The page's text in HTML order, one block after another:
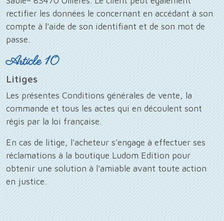
rectifier les données le concernant en accédant à son
compte à l'aide de son identifiant et de son mot de
passe.
Article 10
Litiges
Les présentes Conditions générales de vente, la
commande et tous les actes qui en découlent sont
régis par la loi française.
En cas de litige, l'acheteur s’engage à effectuer ses
réclamations à la boutique Ludom Edition pour
obtenir une solution à l'amiable avant toute action
en justice.